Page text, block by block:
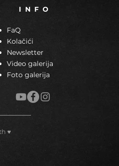
I N F O
FaQ
Kolačići
Newsletter
Video galerija
Foto galerija
♥